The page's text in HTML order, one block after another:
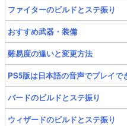
ファイターのビルドとステ振り
おすすめ武器・装備
難易度の違いと変更方法
PS5版は日本語の音声でプレイで
バードのビルドとステ振り
ウィザードのビルドとステ振り